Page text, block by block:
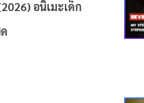
อนิเมะเด็ก